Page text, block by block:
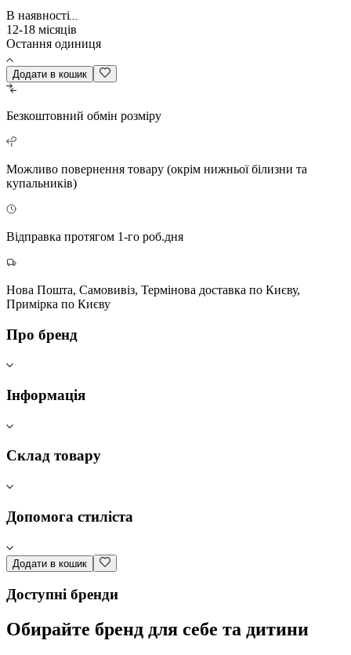
В наявності
12-18 місяців
Остання одиниця
Додати в кошик
Безкоштовний обмін розміру
Можливо повернення товару (окрім нижньої білизни та
купальників)
Відправка протягом 1-го роб.дня
Нова Пошта, Самовивіз, Термінова доставка по Києву,
Примірка по Києву
Про бренд
Інформація
Склад товару
Допомога стиліста
Додати в кошик
Доступні бренди
Обирайте бренд для себе та дитини